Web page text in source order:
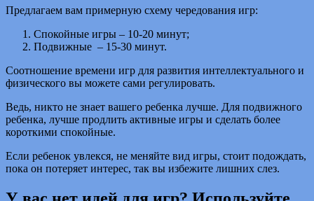
Предлагаем вам примерную схему чередования игр:
Спокойные игры – 10-20 минут;
Подвижные – 15-30 минут.
Соотношение времени игр для развития интеллектуального и
физического вы можете сами регулировать.
Ведь, никто не знает вашего ребенка лучше. Для подвижного
ребенка, лучше продлить активные игры и сделать более
короткими спокойные.
Если ребенок увлекся, не меняйте вид игры, стоит подождать,
пока он потеряет интерес, так вы избежите лишних слез.